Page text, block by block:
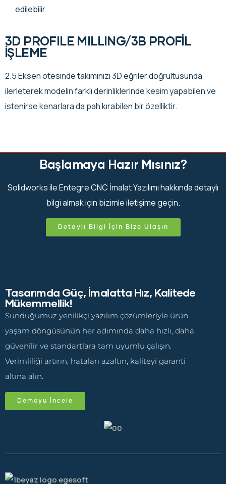
edilebilir
3D PROFILE MILLING/3B PROFİL
İŞLEME
2.5 Eksen ötesinde takımınızı 3D eğriler doğrultusunda
ilerleterek modelin farklı derinliklerinde kesim yapabilen ve
istenirse kenarlara da pah kırabilen bir özelliktir.
Başlamaya Hazır Mısınız?
Solidworks ile Entegre CNC İmalat Yazılımı hakkında detaylı
bilgi almak için bizimle iletişime geçin.
Detaylı Bilgi İçin Bize Ulaşın
Tasarımda Güç, İmalatta Hız, Kalitede
Mükemmellik!
Sunduğumuz yenilikçi yazılım çözümleriyle ürün
yaşam döngüsünün her adımında daha hızlı, daha
güvenilir ve standartlara tam uyumlu çalışın.
Verimliliği artırın, hataları azaltın, kaliteyi garanti
altına alın.
Demoyu İncele